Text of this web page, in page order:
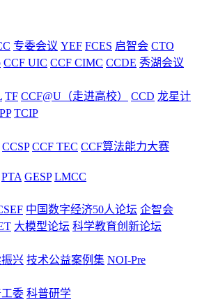
专委会议 YEF FCES 启智会 CTO
CCF UIC CCF CIMC CCDE 秀湖会议
TF CCF@U（走进高校） CCD 龙星计
TCIP
CCSP CCF TEC CCF算法能力大赛
PTA GESP LMCC
中国数字经济50人论坛 企智会
大模型论坛 科学教育创新论坛
兴 技术公益案例集 NOI-Pre
委 科普研学